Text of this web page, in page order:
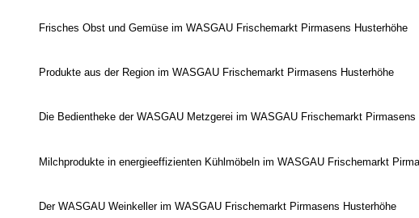
Frisches Obst und Gemüse im WASGAU Frischemarkt Pirmasens Husterhöhe
Produkte aus der Region im WASGAU Frischemarkt Pirmasens Husterhöhe
Die Bedientheke der WASGAU Metzgerei im WASGAU Frischemarkt Pirmasens
Milchprodukte in energieeffizienten Kühlmöbeln im WASGAU Frischemarkt
Der WASGAU Weinkeller im WASGAU Frischemarkt Pirmasens Husterhöhe